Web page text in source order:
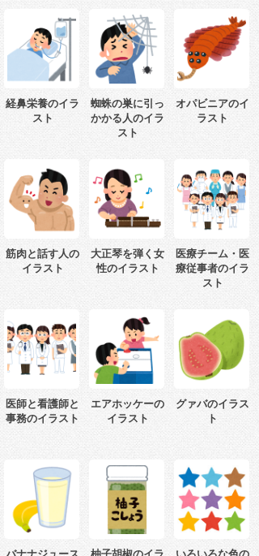
経鼻栄養のイラ
スト
蜘蛛の巣に引っ
かかる人のイラ
スト
オパビニアのイ
ラスト
筋肉と話す人の
イラスト
大正琴を弾く女
性のイラスト
医療チーム・医
療従事者のイラ
スト
医師と看護師と
事務のイラスト
エアホッケーの
イラスト
グァバのイラス
ト